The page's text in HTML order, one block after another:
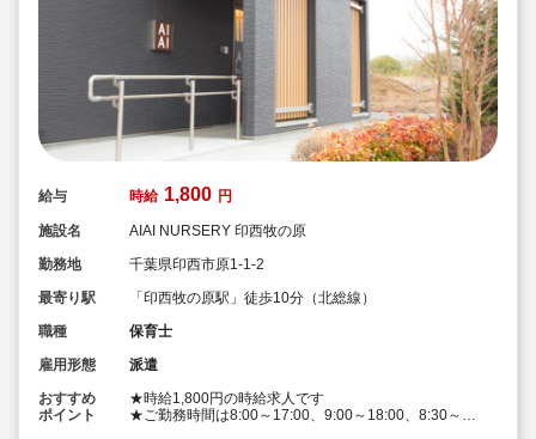
給与 時給 1,800 円
施設名
AIAI NURSERY 印西牧の原
勤務地
千葉県印西市原1-1-2
最寄り駅
「印西牧の原駅」徒歩10分（北総線）
職種
保育士
雇用形態
派遣
おすすめ
ポイント
★時給1,800円の時給求人です
★ご勤務時間は8:00～17:00、9:00～18:00、8:30～